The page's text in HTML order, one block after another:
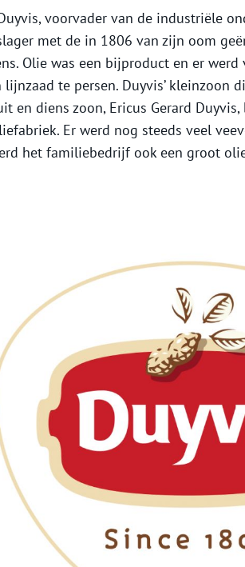
voorvader van de industriële
met de in 1806 van zijn oom
Olie was een bijproduct en er
lijnzaad te persen. Duyvis’ kleinzoon
en diens zoon, Ericus Gerard
Er werd nog steeds veel
het familiebedrijf ook een groot